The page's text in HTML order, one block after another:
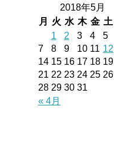
2018年5月
月
火 水 木 金 土
« 4月
1 2 3 4 5
7
8 9 10 11 12
14 15 16 17 18 19
21 22 23 24 25 26
28 29 30 31